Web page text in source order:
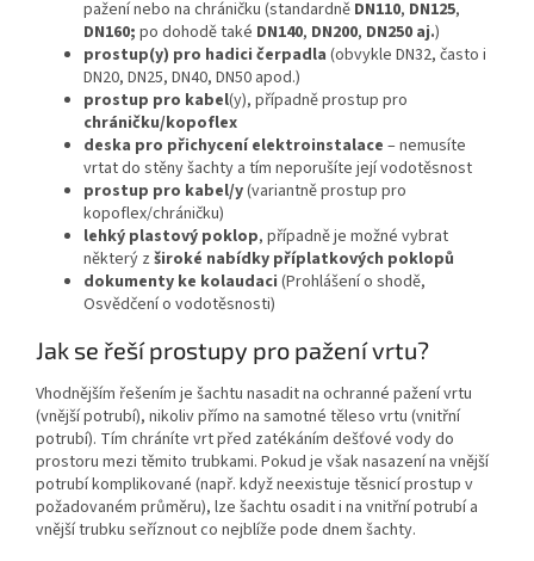
pažení nebo na chráničku (standardně DN110, DN125,
DN160; po dohodě také DN140, DN200, DN250 aj.)
prostup(y) pro hadici čerpadla (obvykle DN32, často i
DN20, DN25, DN40, DN50 apod.)
prostup pro kabel(y), případně prostup pro
chráničku/kopoflex
deska pro přichycení elektroinstalace – nemusíte
vrtat do stěny šachty a tím neporušíte její vodotěsnost
prostup pro kabel/y(variantně prostup pro
kopoflex/chráničku)
lehký plastový poklop, případně je možné vybrat
některý z široké nabídky příplatkových poklopů
dokumenty ke kolaudaci (Prohlášení o shodě,
Osvědčení o vodotěsnosti)
Jak se řeší prostupy pro pažení vrtu?
Vhodnějším řešením je šachtu nasadit na ochranné pažení vrtu
(vnější potrubí), nikoliv přímo na samotné těleso vrtu (vnitřní
potrubí). Tím chráníte vrt před zatékáním dešťové vody do
prostoru mezi těmito trubkami. Pokud je však nasazení na vnější
potrubí komplikované (např. když neexistuje těsnicí prostup v
požadovaném průměru), lze šachtu osadit i na vnitřní potrubí a
vnější trubku seříznout co nejblíže pode dnem šachty.